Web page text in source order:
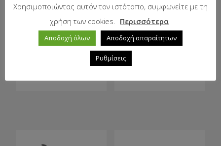
μπαταρίας MT 100e
Ψαλίδι κλαδέματος
μπαταρίας STIGA SC
Χρησιμοποιώντας αυτόν τον ιστότοπο, συμφωνείτε με τη
χρήση των cookies.
Περισσότερα
Αποδοχή όλων Αποδοχή απαραίτητων
Ρυθμίσεις